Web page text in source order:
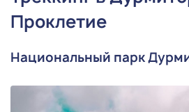
Проклетие
Национальный парк